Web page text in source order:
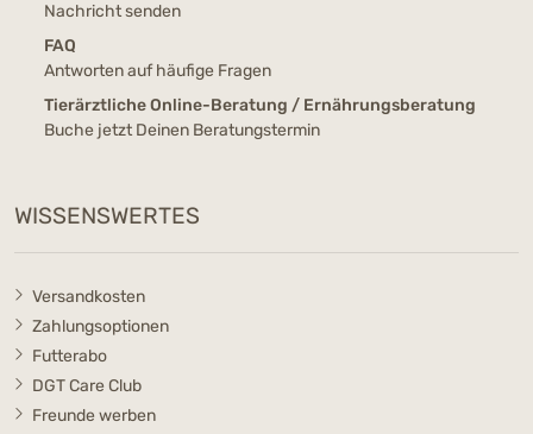
Nachricht senden
FAQ
Antworten auf häufige Fragen
Tierärztliche Online-Beratung / Ernährungsberatung
Buche jetzt Deinen Beratungstermin
WISSENSWERTES
Versandkosten
Zahlungsoptionen
Futterabo
DGT Care Club
Freunde werben